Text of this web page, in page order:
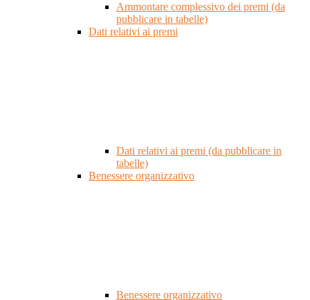
Ammontare complessivo dei premi (da
pubblicare in tabelle)
Dati relativi ai premi
Dati relativi ai premi (da pubblicare in
tabelle)
Benessere organizzativo
Benessere organizzativo